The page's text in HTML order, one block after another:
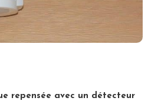
repensée avec un détecteur